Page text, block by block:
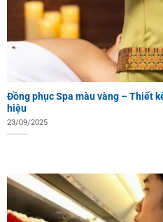
Đồng phục Spa màu vàng – Thiết
hiệu
23/09/2025